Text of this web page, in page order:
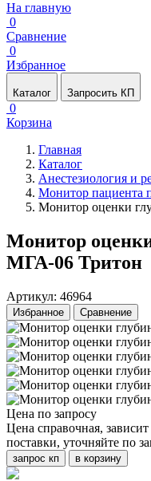
На главную
0
Сравнение
0
Избранное
Каталог Запросить КП
0
Корзина
Главная
Каталог
Анестезиология и
Монитор пациента
Монитор оценки
Монитор
МГА-06 Тритон
Артикул: 46964
Избранное Сравнение
Цена по запросу
Цена справочная,
поставки, уточняйте по
запрос кп в корзину